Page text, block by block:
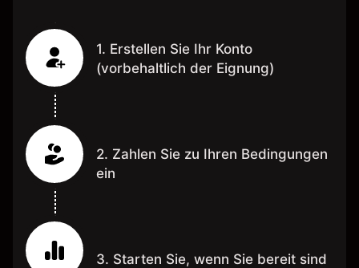
1. Erstellen Sie Ihr Konto
(vorbehaltlich der Eignung)
2. Zahlen Sie zu Ihren Bedingungen
ein
3. Starten Sie, wenn Sie bereit sind